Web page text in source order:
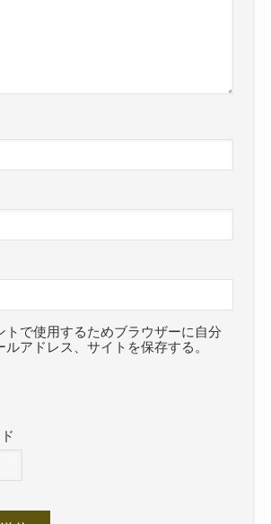
トで使用するためブラウザーに自分
ルアドレス、サイトを保存する。